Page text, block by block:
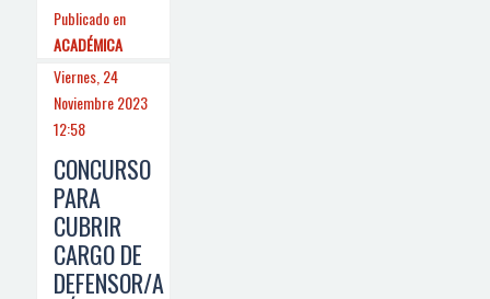
Publicado en
ACADÉMICA
Viernes, 24
Noviembre 2023
12:58
CONCURSO
PARA
CUBRIR
CARGO DE
DEFENSOR/A